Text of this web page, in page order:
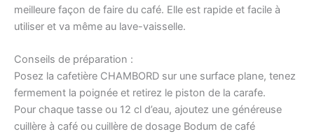
meilleure façon de faire du café. Elle est rapide et facile à
utiliser et va même au lave-vaisselle.
Conseils de préparation :
Posez la cafetière CHAMBORD sur une surface plane, tenez
fermement la poignée et retirez le piston de la carafe.
Pour chaque tasse ou 12 cl d’eau, ajoutez une généreuse
cuillère à café ou cuillère de dosage Bodum de café